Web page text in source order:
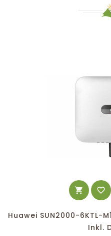
shopping_cart favorite_border
Huawei SUN2000-6KTL-
Inkl.